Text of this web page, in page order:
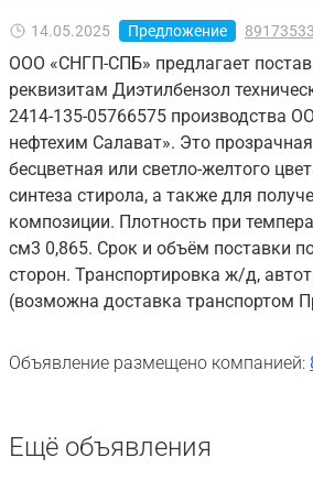
14.05.2025 Предложение
ООО «СНГП-СПБ» предлагает
реквизитам Диэтилбензол
2414-135-05766575 производства
нефтехим Салават». Это
бесцветная или светло-желтого
синтеза стирола, а также для
композиции. Плотность при
см3 0,865. Срок и объём поставки
сторон. Транспортировка ж/д,
(возможна доставка транспортом
Объявление размещено компанией:
Ещё объявления